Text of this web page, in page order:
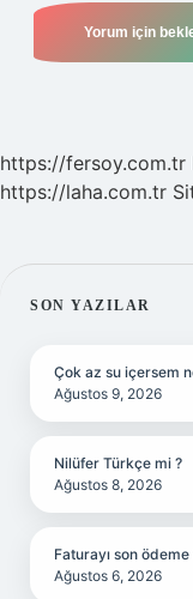
https://fersoy.com.tr
https://laha.com.tr
SON YAZILAR
Çok az su içersem
Ağustos 9, 2026
Nilüfer Türkçe mi ?
Ağustos 8, 2026
Faturayı son
Ağustos 6, 2026